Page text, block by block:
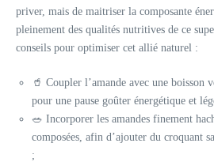
priver, mais de maitriser la composante
pleinement des qualités nutritives de ce
conseils pour optimiser cet allié naturel :
🥤 Coupler l’amande avec une boisson
pour une pause goûter énergétique et
🥗 Incorporer les amandes finement
composées, afin d’ajouter du croquant
;